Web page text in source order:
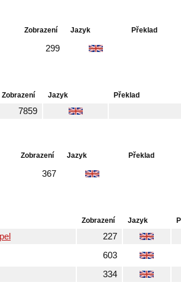
Zobrazení Jazyk Překlad
299
Zobrazení Jazyk Překlad
7859
Zobrazení Jazyk Překlad
367
Zobrazení Jazyk
227
603
334